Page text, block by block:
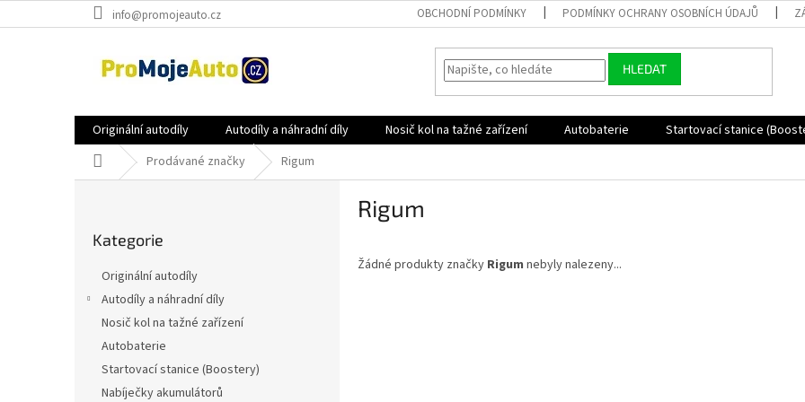
na
info@promojeauto.cz OBCHODNÍ PODMÍNKY PODMÍNKY OCHRANY OSOBNÍCH ÚDAJŮ
HLEDAT
Originální autodíly Autodíly a náhradní díly Nosič kol na tažné zařízení Autobaterie Startovací stanice
Domů Prodávané značky Rigum
kategorie
Kategorie
Originální autodíly
Autodíly a náhradní díly
Nosič kol na tažné zařízení
Autobaterie
Startovací stanice (Boostery)
Nabíječky akumulátorů
Rigum
Žádné produkty značky Rigum nebyly nalezeny...